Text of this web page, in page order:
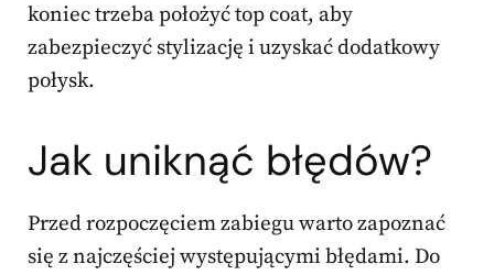
koniec trzeba położyć top coat, aby
zabezpieczyć stylizację i uzyskać dodatkowy
połysk.
Jak uniknąć błędów?
Przed rozpoczęciem zabiegu warto zapoznać
się z najczęściej występującymi błędami. Do